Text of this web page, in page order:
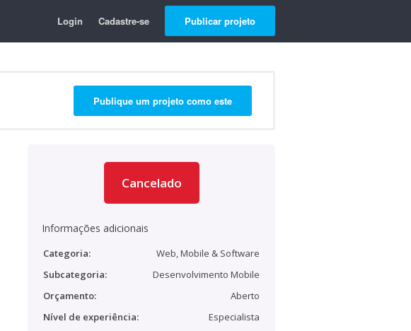
Login Cadastre-se Publicar projeto
Publique um projeto como este
Cancelado
Informações adicionais
Categoria:
Web, Mobile & Software
Subcategoria:
Desenvolvimento Mobile
Orçamento:
Aberto
Nível de experiência:
Especialista